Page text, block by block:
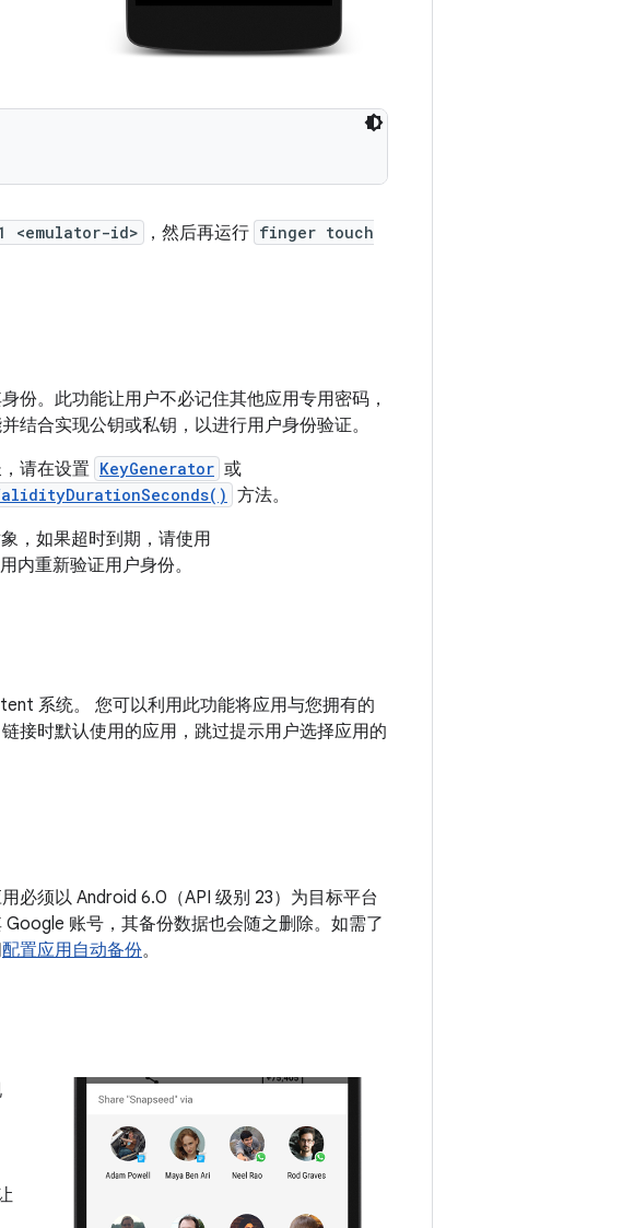
<emulator-id> ，然后再运行 finger touch
份。此功能让用户不必记住其他应用专用密码，
结合实现公钥或私钥，以进行用户身份验证。
请在设置 KeyGenerator 或
方法。
，如果超时到期，请使用
内重新验证用户身份。
系统。 您可以利用此功能将应用与您拥有的
接时默认使用的应用，跳过提示用户选择应用的
必须以 Android 6.0（API 级别 23）为目标平台
账号，其备份数据也会随之删除。如需了
配置应用自动备份。